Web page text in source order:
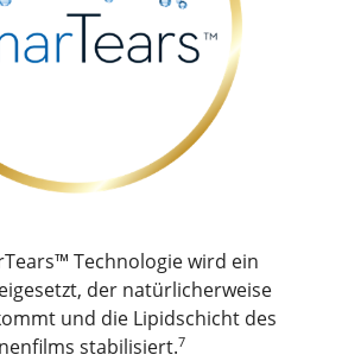
Technologie wird ein
der natürlicherweise
und die Lipidschicht des
stabilisiert.7